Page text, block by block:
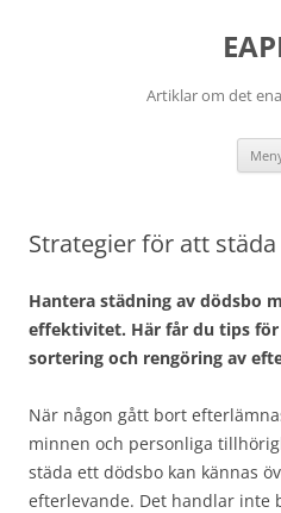
Artiklar om det
Strategier för att
Hantera städning av dödsbo
effektivitet. Här får du tips
sortering och rengöring av
När någon gått bort
minnen och personliga
städa ett dödsbo kan kännas
efterlevande. Det handlar inte